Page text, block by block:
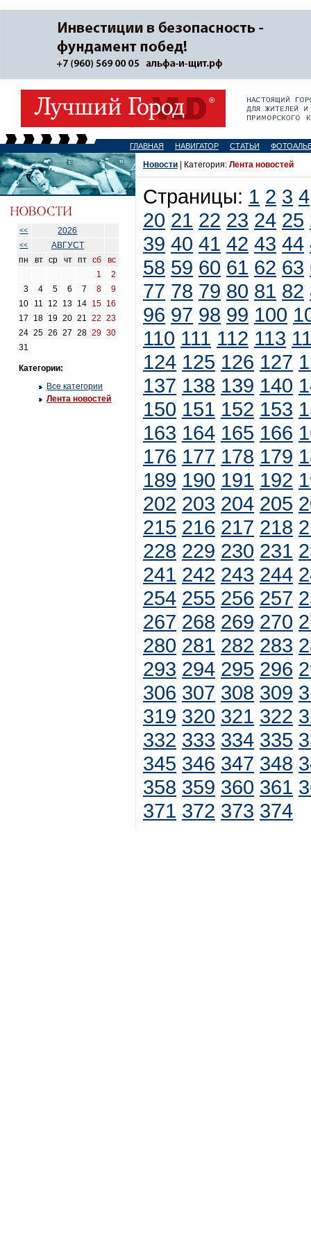
ГЛАВНАЯ НАВИГАТОР СТАТЬИ
<< 2026
<<
АВГУСТ
пн
вт ср чт пт сб
вс
1
2
3
4 5 6 7 8
9
10
11 12 13 14 15 16
17
18 19 20 21 22
23
24 25 26 27 28 29 30
31
Категории:
Все категории
Лента новостей
Новости | Категория: Лента новостей
Страницы: 1 2 3 4
20 21 22 23 24 25
39 40 41 42 43 44
58 59 60 61 62 63
77 78 79 80 81 82
96 97 98 99 100
110 111 112 113
124 125 126 127
137 138 139 140
150 151 152 153
163 164 165 166
176 177 178 179
189 190 191 192
202 203 204 205
215 216 217 218
228 229 230 231
241 242 243 244
254 255 256 257
267 268 269 270
280 281 282 283
293 294 295 296
306 307 308 309
319 320 321 322
332 333 334 335
345 346 347 348
358 359 360 361
371 372 373 374